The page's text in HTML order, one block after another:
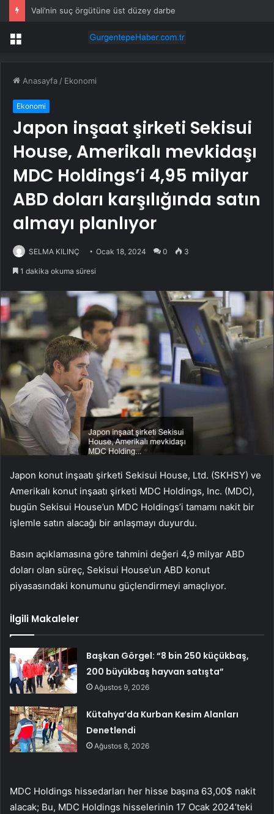
Vali’nin suç örgütüne üst düzey darbe
Menü
Anasayfa / Ekonomi
Ekonomi
Japon inşaat şirketi Sekisui
House, Amerikalı mevkidaşı
MDC Holdings’i 4,95 milyar
ABD doları karşılığında satın
almayı planlıyor
SELMA KILINÇ Ocak 18, 2024 0 3
1 dakika okuma süresi
Japon konut inşaatı şirketi Sekisui House, Ltd. (SKHSY) ve
Amerikalı konut inşaatı şirketi MDC Holdings, Inc. (MDC),
bugün Sekisui House’un MDC Holdings’i tamamı nakit bir
işlemle satın alacağı bir anlaşmayı duyurdu.
Basın açıklamasına göre tahmini değeri 4,9 milyar ABD
doları olan süreç, Sekisui House’un ABD konut
piyasasındaki konumunu güçlendirmeyi amaçlıyor.
İlgili Makaleler
Başkan Görgel: “8 bin 250 küçükbaş,
200 büyükbaş hayvan satışta”
Ağustos 9, 2026
Kütahya’da Kurban Kesim Alanları
Denetlendi
Ağustos 8, 2026
MDC Holdings hissedarları her hisse başına 63,00$ nakit
alacak; Bu, MDC Holdings hisselerinin 17 Ocak 2024’teki